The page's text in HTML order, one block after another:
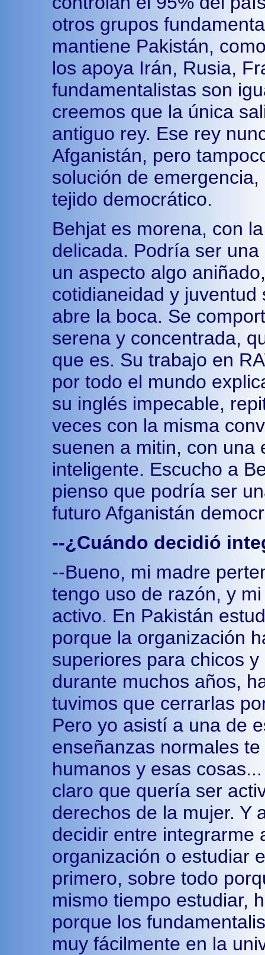
otros grupos
mantiene Pakistán,
los apoya Irán, Rusia,
fundamentalistas son
creemos que la única
antiguo rey. Ese rey
Afganistán, pero
solución de
tejido democrático.
Behjat es morena, con
delicada. Podría ser
un aspecto algo
cotidianeidad y
abre la boca. Se
serena y concentrada,
que es. Su trabajo en
por todo el mundo
su inglés impecable,
veces con la misma
suenen a mitin, con una
inteligente. Escucho a
pienso que podría ser
futuro Afganistán
--¿Cuándo decidió
--Bueno, mi madre
tengo uso de razón, y
activo. En Pakistán
porque la organización
superiores para chicos
durante muchos años,
tuvimos que cerrarlas
Pero yo asistí a una de
enseñanzas normales
humanos y esas
claro que quería ser
derechos de la mujer. Y
decidir entre integrarme
organización o estudiar
primero, sobre todo
mismo tiempo estudiar,
porque los
muy fácilmente en la